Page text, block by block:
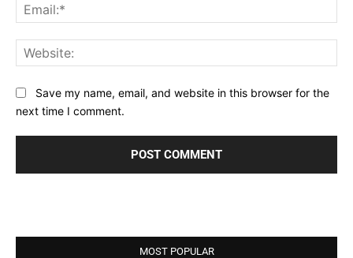
Save my name, email, and website in this browser for the
next time I comment.
MOST POPULAR